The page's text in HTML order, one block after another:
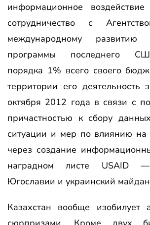
информационное
сотрудничество с
международному развитию
программы последнего
порядка 1% всего своего
территории его деятельность
октября 2012 года в связи с
причастностью к сбору
ситуации и мер по влиянию на
через создание
наградном листе USAID
Югославии и украинский
Казахстан вообще изобилует